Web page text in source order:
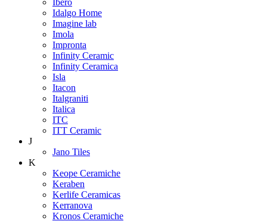
Idalgo Home
Imagine lab
Imola
Impronta
Infinity Ceramic
Infinity Ceramica
Isla
Itacon
Italgraniti
Italica
ITC
ITT Ceramic
J
Jano Tiles
K
Keope Ceramiche
Keraben
Kerlife Ceramicas
Kerranova
Kronos Ceramiche